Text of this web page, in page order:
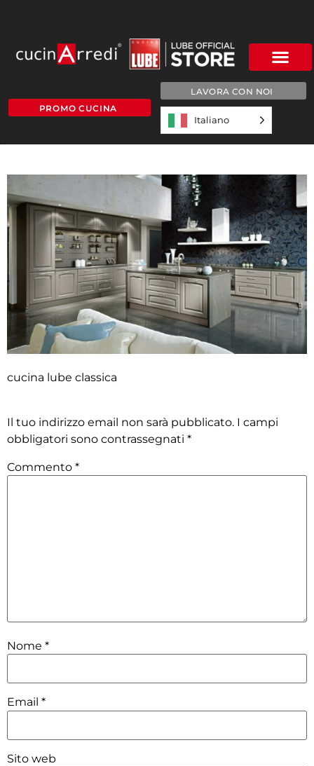
PROMO CUCINA
LAVORA CON NOI
Italiano
cucina lube classica
Il tuo indirizzo email non sarà pubblicato. I campi
obbligatori sono contrassegnati *
Commento *
Nome *
Email *
Sito web